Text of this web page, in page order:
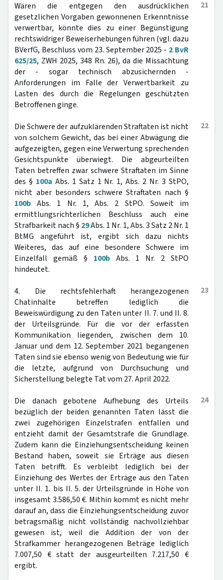
21
Wären die entgegen den ausdrücklichen
gesetzlichen Vorgaben gewonnenen Erkenntnisse
verwertbar, könnte dies zu einer Begünstigung
rechtswidriger Beweiserhebungen führen (vgl. dazu
BVerfG, Beschluss vom 23. September 2025 - 2 BvR
625/25, ZWH 2025, 348 Rn. 26), da die Missachtung
der - sogar technisch abzusichernden -
Anforderungen im Falle der Verwertbarkeit zu
Lasten des durch die Regelungen geschützten
Betroffenen ginge.
22
Die Schwere der aufzuklärenden Straftaten ist nicht
von solchem Gewicht, das bei einer Abwägung die
aufgezeigten, gegen eine Verwertung sprechenden
Gesichtspunkte überwiegt. Die abgeurteilten
Taten betreffen zwar schwere Straftaten im Sinne
des § 100a Abs. 1 Satz 1 Nr. 1, Abs. 2 Nr. 3 StPO,
nicht aber besonders schwere Straftaten nach §
100b Abs. 1 Nr. 1, Abs. 2 StPO. Soweit im
ermittlungsrichterlichen Beschluss auch eine
Strafbarkeit nach § 29Abs. 1 Nr. 1, Abs. 3 Satz 2 Nr. 1
BtMG angeführt ist, ergibt sich dazu nichts
Weiteres, das auf eine besondere Schwere im
Einzelfall gemäß § 100bAbs. 1 Nr. 2 StPO
hindeutet.
23
4. Die rechtsfehlerhaft herangezogenen
Chatinhalte betreffen lediglich die
Beweiswürdigung zu den Taten unter II. 7. und II. 8.
der Urteilsgründe. Für die vor der erfassten
Kommunikation liegenden, zwischen dem 10.
Januar und dem 12. September 2021 begangenen
Taten sind sie ebenso wenig von Bedeutung wie für
die letzte, aufgrund von Durchsuchung und
Sicherstellung belegte Tat vom 27. April 2022.
24
Die danach gebotene Aufhebung des Urteils
bezüglich der beiden genannten Taten lässt die
zwei zugehörigen Einzelstrafen entfallen und
entzieht damit der Gesamtstrafe die Grundlage.
Zudem kann die Einziehungsentscheidung keinen
Bestand haben, soweit sie Erträge aus diesen
Taten betrifft. Es verbleibt lediglich bei der
Einziehung des Wertes der Erträge aus den Taten
unter II. 1. bis II. 5. der Urteilsgründe in Höhe von
insgesamt 3.586,50 €. Mithin kommt es nicht mehr
darauf an, dass die Einziehungsentscheidung zuvor
betragsmäßig nicht vollständig nachvollziehbar
gewesen ist, weil die Addition der von der
Strafkammer herangezogenen Beträge lediglich
7.007,50 € statt der ausgeurteilten 7.217,50 €
ergibt.